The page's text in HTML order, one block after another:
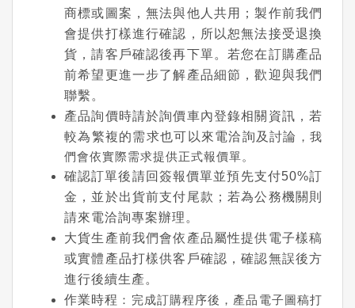
商標或圖案，無法與他人共用；製作前我們
會提供打樣進行確認，所以恕無法接受退換
貨，請客戶確認後再下單。若您在訂購產品
前希望更進一步了解產品細節，歡迎與我們
聯繫。
產品詢價時請於詢價車內登錄相關資訊，若
較為繁複的需求也可以來電洽詢及討論 ，我
們會依實際需求提供正式報價單。
確認訂單後請回簽報價單並預先支付50%訂
金，並於出貨前支付尾款；若為公務機關則
請來電洽詢專案辦理。
大貨生產前我們會依產品屬性提供電子樣稿
或實體產品打樣供客戶確認，確認無誤後方
進行後續生產。
作業時程 ：完成訂購程序後，產品電子圖稿打